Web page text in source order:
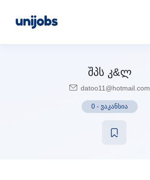
შპს კ&ლ
datoo11@hotmail.com
0- ვაკანსია